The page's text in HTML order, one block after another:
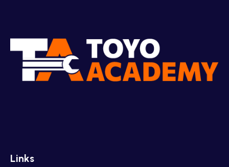
Links